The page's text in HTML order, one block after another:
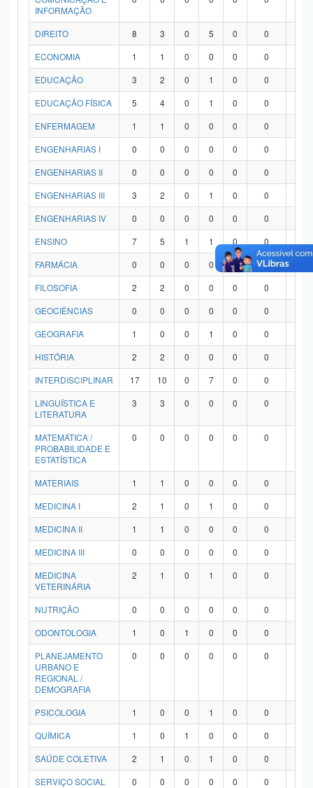
INFORMAÇÃO
DIREITO 8 3 0 5 0 0
ECONOMIA
1 1 0 0 0 0
EDUCAÇÃO
3 2 0 1 0 0
EDUCAÇÃO FÍSICA
5 4 0 1 0 0
ENFERMAGEM
1 1 0 0 0 0
ENGENHARIAS I
0 0 0 0 0 0
ENGENHARIAS II
0 0 0 0 0 0
ENGENHARIAS III
3 2 0 1 0 0
ENGENHARIAS IV
0 0 0 0 0 0
ENSINO
7 5 1 1 0 0
FARMÁCIA
0 0 0 0 0 0
FILOSOFIA
2 2 0 0 0 0
GEOCIÊNCIAS
0 0 0 0 0 0
GEOGRAFIA
1 0 0 1 0 0
HISTÓRIA
2 2 0 0 0 0
INTERDISCIPLINAR
17 10 0 7 0 0
LINGUÍSTICA E
LITERATURA
3 3 0 0 0 0
MATEMÁTICA /
PROBABILIDADE E
ESTATÍSTICA
0 0 0 0 0 0
MATERIAIS 1 1 0 0 0 0
MEDICINA I
2 1 0 1 0 0
MEDICINA II
1 1 0 0 0 0
MEDICINA III
0 0 0 0 0 0
MEDICINA
VETERINÁRIA
2 1 0 1 0 0
NUTRIÇÃO 0 0 0 0 0 0
ODONTOLOGIA
1 0 1 0 0 0
PLANEJAMENTO
URBANO E
REGIONAL /
DEMOGRAFIA
0 0 0 0 0 0
PSICOLOGIA 1 0 0 1 0 0
QUÍMICA
1 0 1 0 0 0
SAÚDE COLETIVA
2 1 0 1 0 0
SERVIÇO SOCIAL
0 0 0 0 0 0